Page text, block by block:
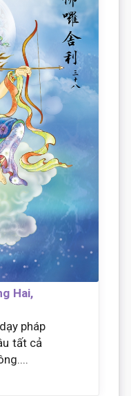
Hai,
pháp
tất cả